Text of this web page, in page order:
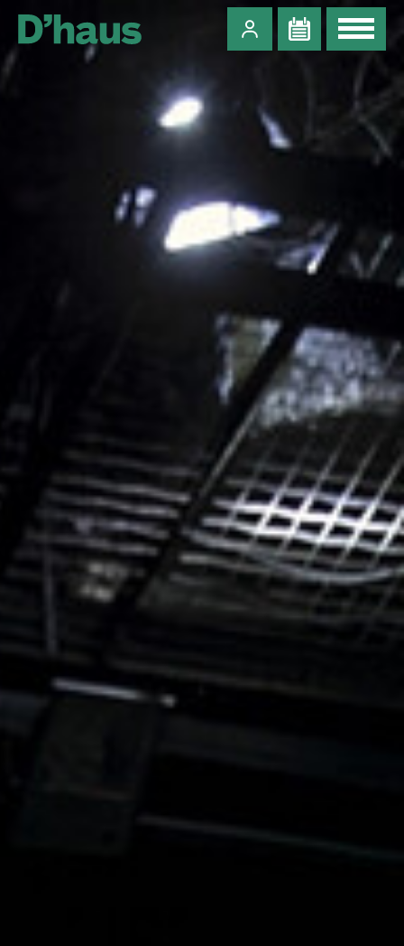
Zum Hauptinhalt springen Zum Footer springen